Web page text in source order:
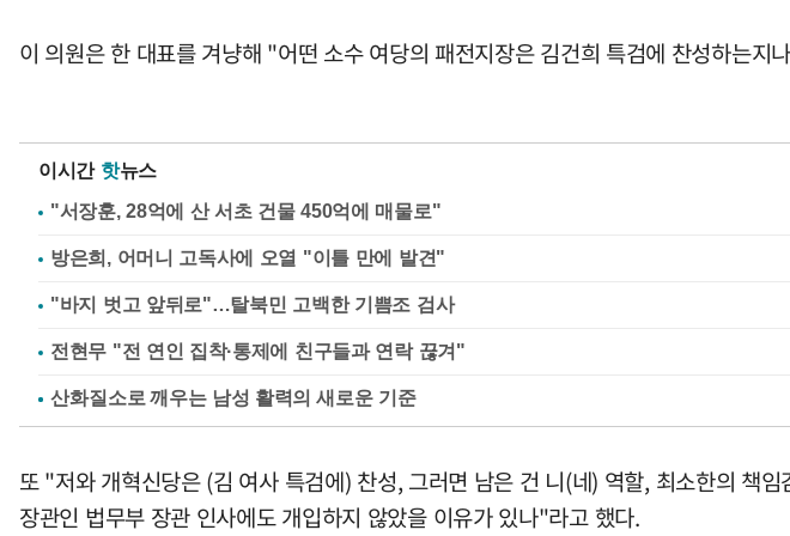
이 의원은 한 대표를 겨냥해 "어떤 소수 여당의 패전지장은 김건희 특검에 찬성하는
이시간 핫뉴스
"서장훈, 28억에 산 서초 건물 450억에 매물로"
방은희, 어머니 고독사에 오열 "이틀 만에 발견"
"바지 벗고 앞뒤로"…탈북민 고백한 기쁨조 검사
전현무 "전 연인 집착·통제에 친구들과 연락 끊겨"
또 "저와 개혁신당은 (김 여사 특검에) 찬성, 그러면 남은 건 니(네) 역할, 최소한의 책
장관인 법무부 장관 인사에도 개입하지 않았을 이유가 있나"라고 했다.